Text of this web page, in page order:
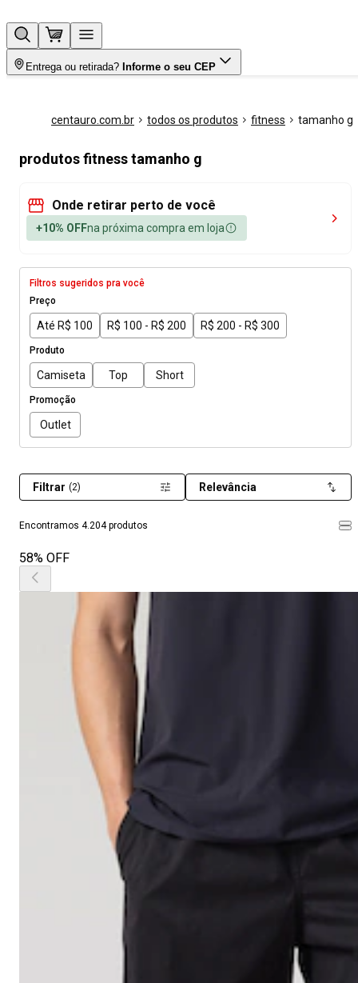
Entrega ou retirada? Informe o seu CEP
centauro.com.br todos os produtos fitness tamanho g
produtos fitness tamanho g
Onde retirar perto de você
+10% OFFna próxima compra em loja
Filtros sugeridos pra você
Preço
Até R$ 100 R$ 100 - R$ 200 R$ 200 - R$ 300
Produto
Camiseta Top Short
Promoção
Outlet
Encontramos 4.204 produtos
Filtrar (2) Relevância
58% OFF